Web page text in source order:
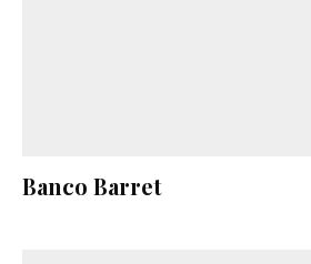
Banco Barret